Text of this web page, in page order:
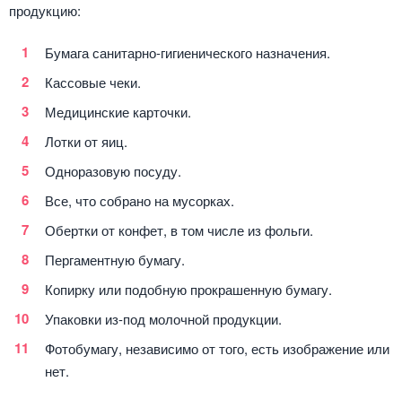
продукцию:
Бумага санитарно-гигиенического назначения.
Кассовые чеки.
Медицинские карточки.
Лотки от яиц.
Одноразовую посуду.
Все, что собрано на мусорках.
Обертки от конфет, в том числе из фольги.
Пергаментную бумагу.
Копирку или подобную прокрашенную бумагу.
Упаковки из-под молочной продукции.
Фотобумагу, независимо от того, есть изображение или
нет.